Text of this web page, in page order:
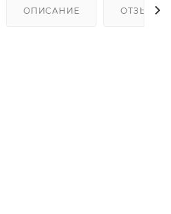
ОПИСАНИЕ ОТЗЫВЫ